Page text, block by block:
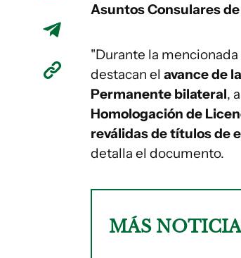
Asuntos Consulares
"Durante la
destacan el avance de
Permanente bilateral,
Homologación de
reválidas de títulos de
detalla el documento.
MÁS